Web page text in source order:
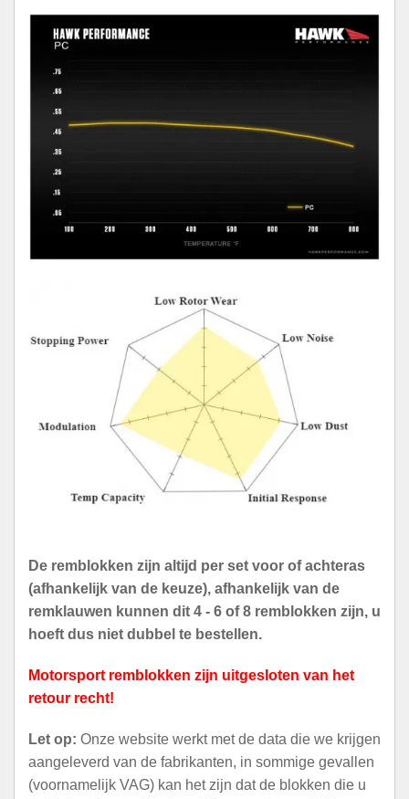
De remblokken zijn altijd per set voor of achteras
(afhankelijk van de keuze), afhankelijk van de
remklauwen kunnen dit 4 - 6 of 8 remblokken zijn, u
hoeft dus niet dubbel te bestellen.
Motorsport remblokken zijn uitgesloten van het
retour recht!
Let op: Onze website werkt met de data die we krijgen
aangeleverd van de fabrikanten, in sommige gevallen
(voornamelijk VAG) kan het zijn dat de blokken die u